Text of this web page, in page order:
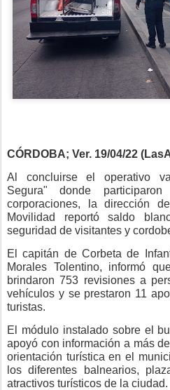
CÓRDOBA; Ver. 19/04/22
Al concluirse el operativo
Segura" donde
corporaciones, la dirección
Movilidad reportó saldo
seguridad de visitantes y
El capitán de Corbeta de
Morales Tolentino, informó
brindaron 753 revisiones a
vehículos y se prestaron 11
turistas.
El módulo instalado sobre el
apoyó con información a más
orientación turística en el
los diferentes balnearios,
atractivos turísticos de la ciudad.